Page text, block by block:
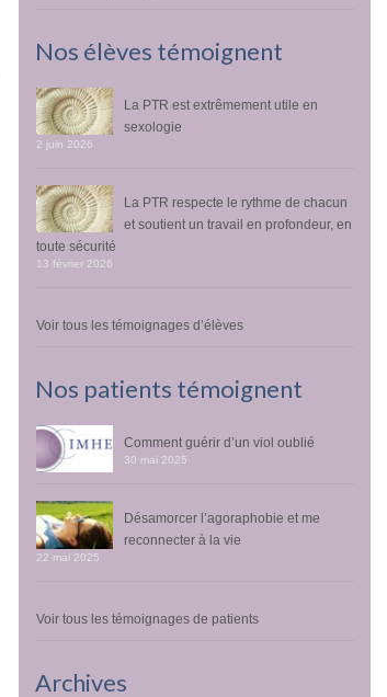
Nos élèves témoignent
La PTR est extrêmement utile en
sexologie
2 juin 2026
La PTR respecte le rythme de chacun
et soutient un travail en profondeur, en
toute sécurité
13 février 2026
Voir tous les témoignages d’élèves
Nos patients témoignent
Comment guérir d’un viol oublié
30 mai 2025
Désamorcer l’agoraphobie et me
reconnecter à la vie
22 mai 2025
Voir tous les témoignages de patients
Archives